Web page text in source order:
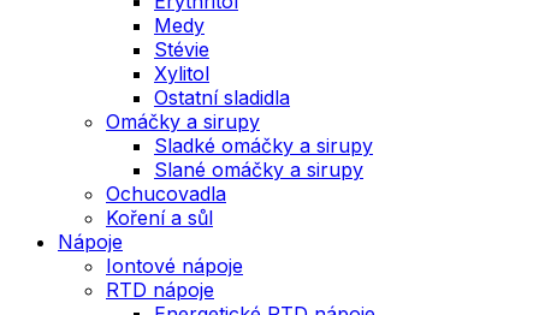
Medy
Stévie
Xylitol
Ostatní sladidla
Omáčky a sirupy
Sladké omáčky a sirupy
Slané omáčky a sirupy
Ochucovadla
Koření a sůl
Nápoje
Iontové nápoje
RTD nápoje